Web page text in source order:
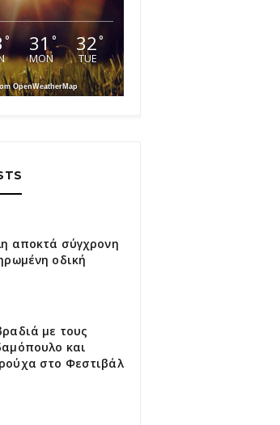
° 31°
MON
32°
TUE
OpenWeatherMap
αποκτά σύγχρονη
οδική
με τους
και
στο Φεστιβάλ